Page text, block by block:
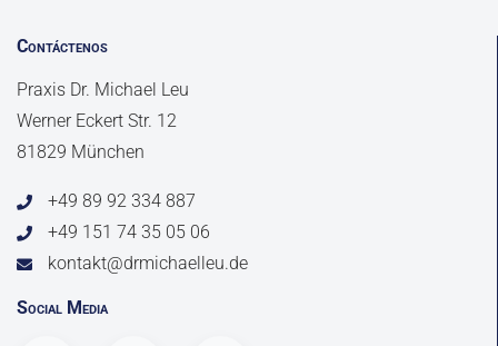
Contáctenos
Praxis Dr. Michael Leu
Werner Eckert Str. 12
81829 München
+49 89 92 334 887
+49 151 74 35 05 06
kontakt@drmichaelleu.de
Social Media